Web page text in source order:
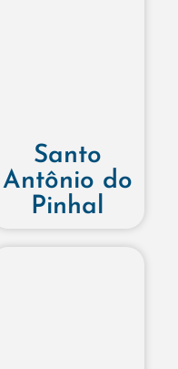
Santo
Antônio do
Pinhal